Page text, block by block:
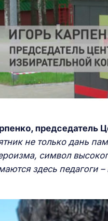
председатель
не толькодань
символ
здесь педагоги –